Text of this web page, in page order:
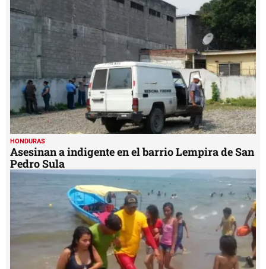
HONDURAS
Asesinan a indigente en el barrio Lempira de San
Pedro Sula